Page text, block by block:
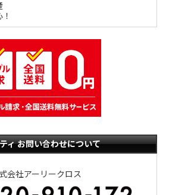
ィ お問い合わせについて
会社アーリークロス